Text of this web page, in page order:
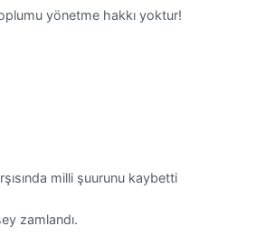
yönetme hakkı yoktur!
milli şuurunu kaybetti
zamlandı.